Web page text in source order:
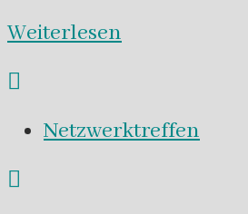
Weiterlesen
Netzwerktreffen